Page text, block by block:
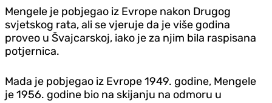
Mengele je pobjegao iz Evrope nakon Drugog
svjetskog rata, ali se vjeruje da je više godina
proveo u Švajcarskoj, iako je za njim bila raspisana
potjernica.
Mada je pobjegao iz Evrope 1949. godine, Mengele
je 1956. godine bio na skijanju na odmoru u